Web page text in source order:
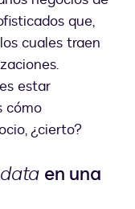
que,
cuales traen
estar
cómo
¿cierto?
en una